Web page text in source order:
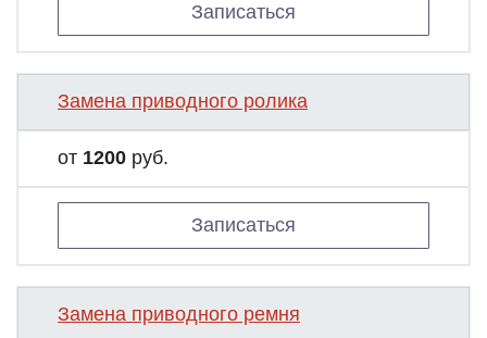
Записаться
Замена приводного ролика
от 1200 руб.
Записаться
Замена приводного ремня